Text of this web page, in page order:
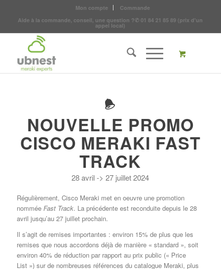
Mon compte
Commande
Aide à la commande, conseil, une question ?✆ 01 84 21 85 89 (prix d'un
appel local)
NOUVELLE PROMO
CISCO MERAKI FAST
TRACK
28 avril -> 27 juillet 2024
Régulièrement, Cisco Meraki met en oeuvre une promotion
nommée Fast Track. La précédente est reconduite depuis le 28
avril jusqu’au 27 juillet prochain.
Il s’agit de remises importantes : environ 15% de plus que les
remises que nous accordons déjà de manière « standard », soit
environ 40% de réduction par rapport au prix public (« Price
List ») sur de nombreuses références du catalogue Meraki, plus